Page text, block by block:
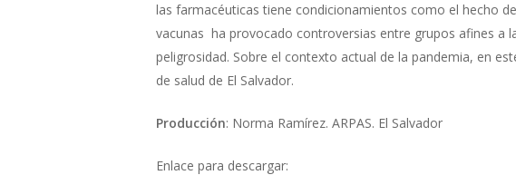
las farmacéuticas tiene condicionamientos como el hecho
vacunas ha provocado controversias entre grupos afines a
peligrosidad. Sobre el contexto actual de la pandemia, en
de salud de El Salvador.
Producción: Norma Ramírez. ARPAS. El Salvador
Enlace para descargar: